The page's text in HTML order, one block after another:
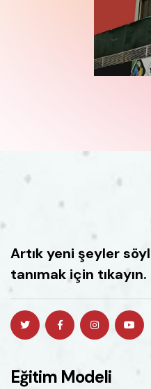
Artık yeni şeyler
tanımak için tıkayın.
Eğitim Modeli